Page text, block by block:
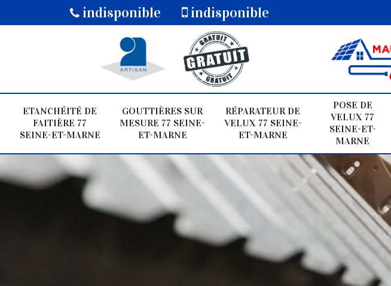
indisponible indisponible
ETANCHÉITÉ DE
FAITIÈRE 77
SEINE-ET-MARNE
GOUTTIÈRES SUR
MESURE 77 SEINE-
ET-MARNE
RÉPARATEUR DE
VELUX 77 SEINE-
ET-MARNE
POSE DE
VELUX 77
SEINE-ET-
MARNE